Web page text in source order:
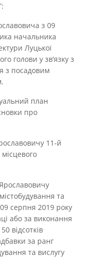
з 09
начальника
Луцької
голови у зв’язку з
з посадовим
план
про
11-й
та
серпня 2019 року
або за виконання
відсотків
за ранг
та вислугу